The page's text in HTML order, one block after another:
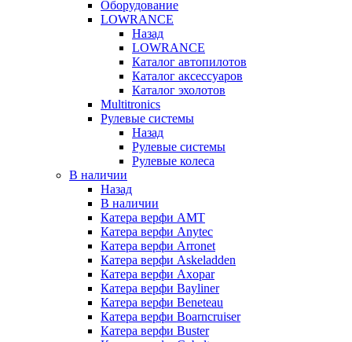
Оборудование
LOWRANCE
Назад
LOWRANCE
Каталог автопилотов
Каталог аксессуаров
Каталог эхолотов
Multitronics
Рулевые системы
Назад
Рулевые системы
Рулевые колеса
В наличии
Назад
В наличии
Катера верфи AMT
Катера верфи Anytec
Катера верфи Arronet
Катера верфи Askeladden
Катера верфи Axopar
Катера верфи Bayliner
Катера верфи Beneteau
Катера верфи Boarncruiser
Катера верфи Buster